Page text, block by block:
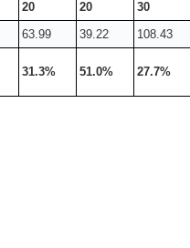
20 20
30
63.99 39.22
108.43
31.3% 51.0% 27.7%